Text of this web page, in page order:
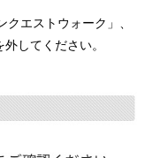
エストウォーク」、
してください。